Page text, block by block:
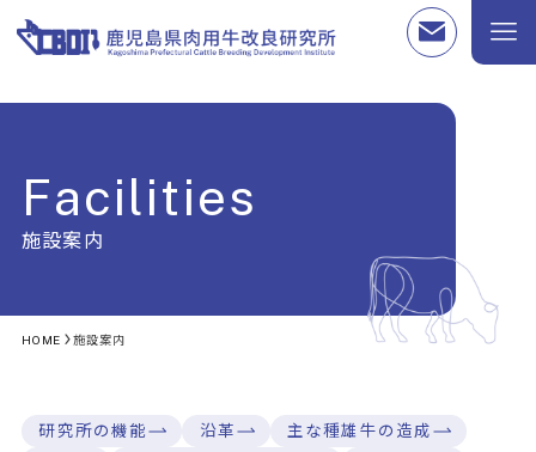
施設案内
Facilities
HOME 施設案内
研究所の機能 沿革
主な種雄牛の造成